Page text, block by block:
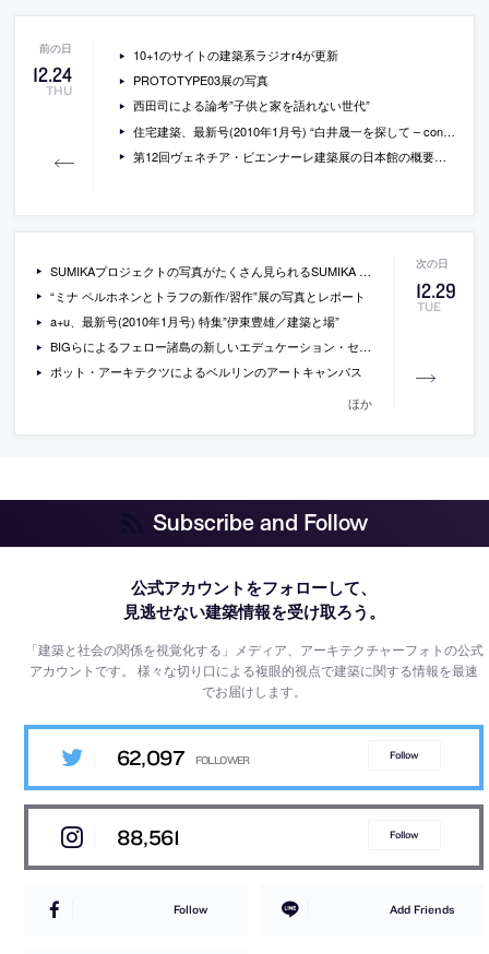
12.24
THU
10+1のサイトの建築系ラジオr4が更新
PROTOTYPE03展の写真
西田司による論考”子供と家を語れない世代”
住宅建築、最新号(2010年1月号) “白井晟一を探して – constellation-“
第12回ヴェネチア・ビエンナーレ建築展の日本館の概要が発表、コミッショナー北山恒、 出展作家、塚本由晴・西沢立衛
12.29
TUE
SUMIKAプロジェクトの写真がたくさん見られるSUMIKA Viewer
“ミナ ペルホネンとトラフの新作/習作”展の写真とレポート
a+u、最新号(2010年1月号) 特集”伊東豊雄／建築と場”
BIGらによるフェロー諸島の新しいエデュケーション・センター
ポット・アーキテクツによるベルリンのアートキャンパス
ほか
Subscribe and Follow
公式アカウントをフォローして、
見逃せない建築情報を受け取ろう。
「建築と社会の関係を視覚化する」メディア、アーキテクチャーフォトの公式
アカウントです。様々な切り口による複眼的視点で建築に関する情報を最速
でお届けします。
62,097 Follow
88,561 Follow
Follow Add Friends